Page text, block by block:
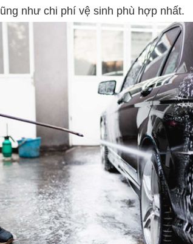
như chi phí vệ sinh phù hợp nhất.